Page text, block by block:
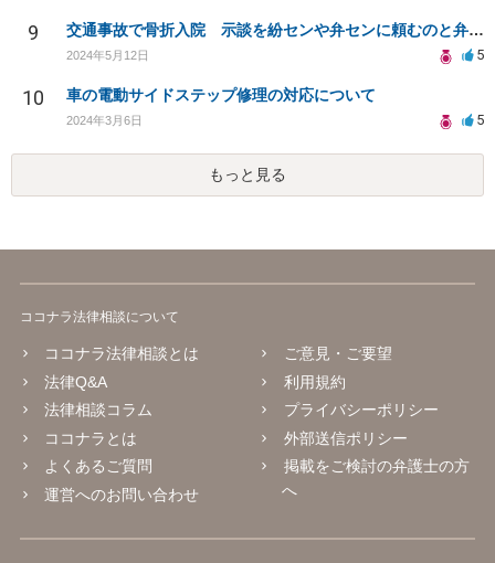
9 交通事故で骨折入院 示談を紛センや弁センに頼むのと弁護士に頼むのはどちらがいいのか
2024年5月12日 5
10 車の電動サイドステップ修理の対応について
2024年3月6日 5
もっと見る
ココナラ法律相談について
ココナラ法律相談とは
法律Q&A
法律相談コラム
ココナラとは
よくあるご質問
運営へのお問い合わせ
ご意見・ご要望
利用規約
プライバシーポリシー
外部送信ポリシー
掲載をご検討の弁護士の方
へ